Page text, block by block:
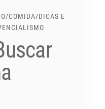
/COMIDA/DICAS E